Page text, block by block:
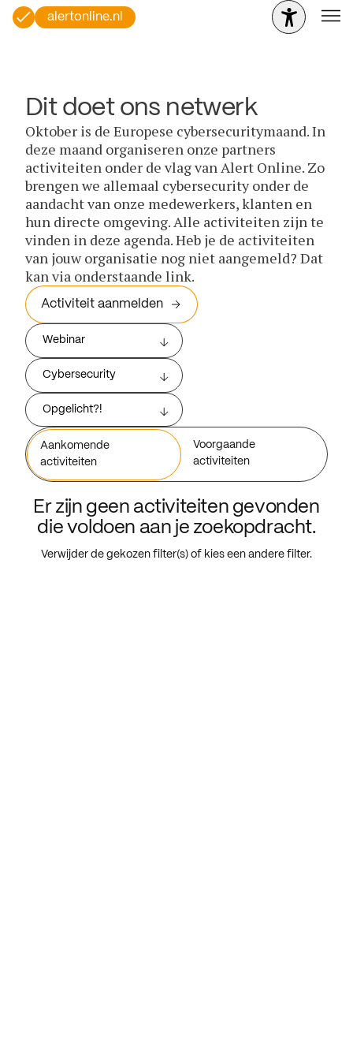
alertonline.nl
Dit doet ons netwerk
Oktober is de Europese cybersecuritymaand. In
deze maand organiseren onze partners
activiteiten onder de vlag van Alert Online. Zo
brengen we allemaal cybersecurity onder de
aandacht van onze medewerkers, klanten en
hun directe omgeving. Alle activiteiten zijn te
vinden in deze agenda. Heb je de activiteiten
van jouw organisatie nog niet aangemeld? Dat
kan via onderstaande link.
Activiteit aanmelden
Webinar
Cybersecurity
Opgelicht?!
Aankomende
activiteiten
Voorgaande
activiteiten
Er zijn geen activiteiten gevonden
die voldoen aan je zoekopdracht.
Verwijder de gekozen filter(s) of kies een andere filter.